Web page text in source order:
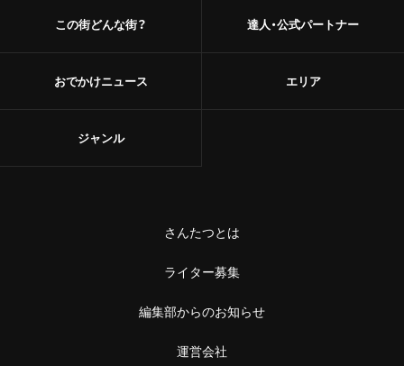
この街どんな街？
おでかけニュース
達人・公式パートナー
エリア
ジャンル
さんたつとは
ライター募集
編集部からのお知らせ
運営会社